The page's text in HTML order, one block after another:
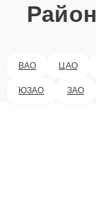
ВАО ЦАО
ЮЗАО ЗАО